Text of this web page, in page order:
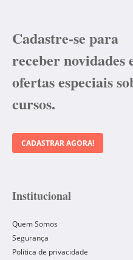
Cadastre-se para
receber novidades
ofertas especiais
cursos.
CADASTRAR AGORA!
Institucional
Quem Somos
Segurança
Política de privacidade